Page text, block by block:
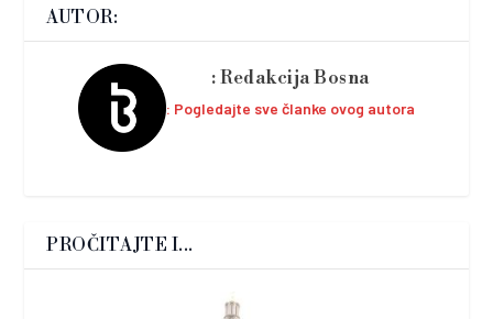
AUTOR:
Redakcija Bosna
Pogledajte sve članke ovog autora
PROČITAJTE I...